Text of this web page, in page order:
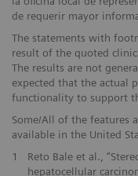
de requerir mayor
The statements with
result of the quoted
The results are not
expected that the actual
functionality to support
Some/All of the features
available in the United
1
Reto Bale et al.,
hepatocellular